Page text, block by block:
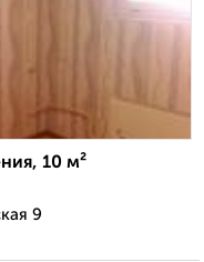
10 м²
9